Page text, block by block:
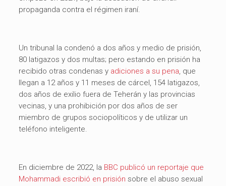
propaganda contra el régimen iraní.
Un tribunal la condenó a dos años y medio de prisión,
80 latigazos y dos multas; pero estando en prisión ha
recibido otras condenas y adiciones a su pena, que
llegan a 12 años y 11 meses de cárcel, 154 latigazos,
dos años de exilio fuera de Teherán y las provincias
vecinas, y una prohibición por dos años de ser
miembro de grupos sociopolíticos y de utilizar un
teléfono inteligente.
En diciembre de 2022, la BBC publicó un reportaje que
Mohammadi escribió en prisión sobre el abuso sexual